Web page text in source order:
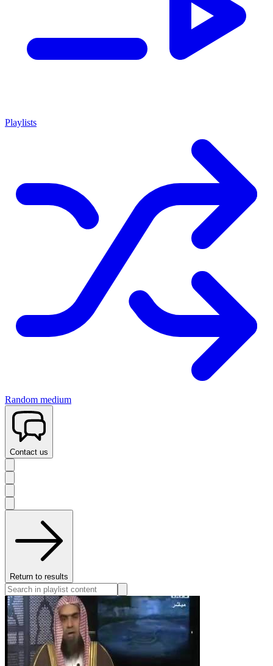
Playlists
Random medium
Contact us
Return to results